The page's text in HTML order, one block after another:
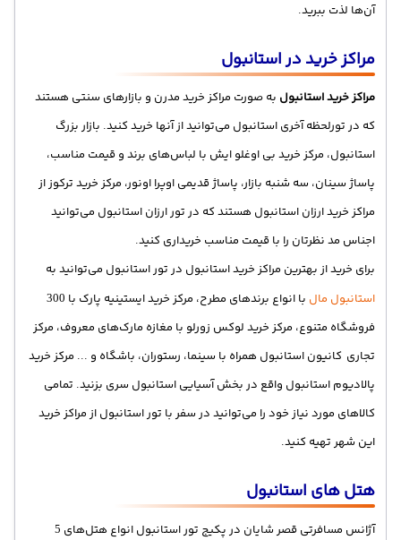
آن‌ها لذت ببرید.
مراکز خرید در استانبول
مراکز خرید استانبولبه صورت مراکز خرید مدرن و بازارهای سنتی هستند
که در تورلحظه آخری استانبول می‌توانید از آنها خرید کنید. بازار بزرگ
استانبول، مرکز خرید بی اوغلو ایش با لباس‌های برند و قیمت مناسب،
پاساژ سینان، سه شنبه بازار، پاساژ قدیمی اوپرا اونور، مرکز خرید ترکوز از
مراکز خرید ارزان استانبول هستند که در تور ارزان استانبول می‌توانید
اجناس مد نظرتان را با قیمت مناسب خریداری کنید.
برای خرید از بهترین مراکز خرید استانبول در تور استانبول می‌توانید به
استانبول مالبا انواع برند‌های مطرح، مرکز خرید ایستینیه پارک با 300
فروشگاه متنوع، مرکز خرید لوکس زورلو با مغازه مارک‌های معروف، مرکز
تجاری کانیون استانبول همراه با سینما، رستوران، باشگاه و ... مرکز خرید
پالادیوم استانبول واقع در بخش آسیایی استانبول سری بزنید. تمامی
کالاهای مورد نیاز خود را می‌توانید در سفر با تور استانبول از مراکز خرید
این شهر تهیه کنید.
هتل های استانبول
آژانس مسافرتی قصر شایان در پکیج تور استانبول انواع هتل‌های5